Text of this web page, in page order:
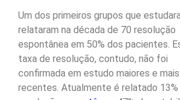
Um dos primeiros grupos que
relataram na década de 70 resolução
espontânea em 50% dos pacientes.
taxa de resolução, contudo, não foi
confirmada em estudo maiores e mais
recentes. Atualmente é relatado 13%